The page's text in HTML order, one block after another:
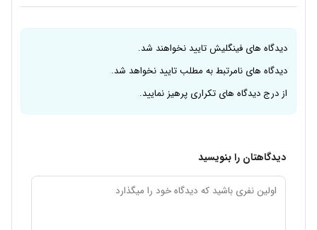
دیدگاه های فینگلیش تایید نخواهند شد.
دیدگاه های نامرتبط به مطلب تایید نخواهد شد.
از درج دیدگاه های تکراری پرهیز نمایید.
دیدگاهتان را بنویسید